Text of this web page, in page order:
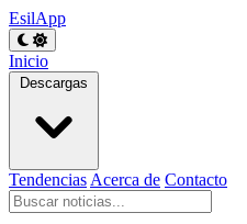
EsilApp
Inicio
Descargas
Tendencias Acerca de Contacto